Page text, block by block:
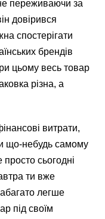
переживаючи за
довірився
спостерігати
брендів
цьому весь товар
різна, а
витрати,
що-небудь самому
сьогодні
ти вже
легше
під своїм